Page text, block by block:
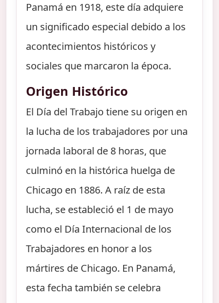
Panamá en 1918, este día adquiere
un significado especial debido a los
acontecimientos históricos y
sociales que marcaron la época.
Origen Histórico
El Día del Trabajo tiene su origen en
la lucha de los trabajadores por una
jornada laboral de 8 horas, que
culminó en la histórica huelga de
Chicago en 1886. A raíz de esta
lucha, se estableció el 1 de mayo
como el Día Internacional de los
Trabajadores en honor a los
mártires de Chicago. En Panamá,
esta fecha también se celebra